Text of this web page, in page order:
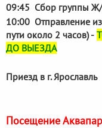
09:45 Сбор группы
10:00 Отправление из
пути около 2 часов) -
ДО ВЫЕЗДА
Приезд в г. Ярославль
Посещение